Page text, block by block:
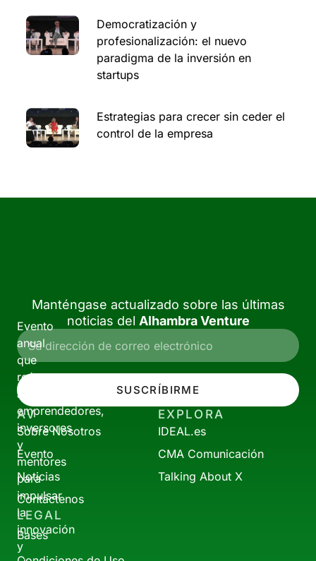
Democratización y
profesionalización: el nuevo
paradigma de la inversión en
startups
Estrategias para crecer sin ceder el
control de la empresa
Evento
anual
que
reúne
a
emprendedores,
inversores
y
mentores
para
impulsar
la
innovación
y
Manténgase actualizado sobre las últimas
noticias del Alhambra Venture
SUSCRÍBIRME
AV
Sobre Nosotros
Evento
Noticias
Contáctenos
EXPLORA
IDEAL.es
CMA Comunicación
Talking About X
LEGAL
Bases